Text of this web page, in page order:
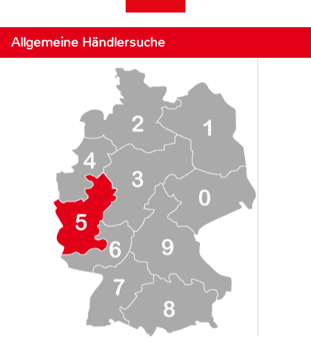
Allgemeine Händlersuche